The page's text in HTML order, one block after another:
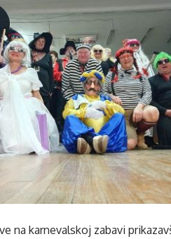
na karnevalskoj zabavi